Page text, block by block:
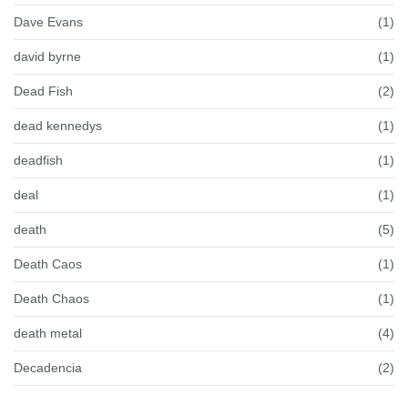
Dave Evans (1)
david byrne (1)
Dead Fish (2)
dead kennedys (1)
deadfish (1)
deal (1)
death (5)
Death Caos (1)
Death Chaos (1)
death metal (4)
Decadencia (2)